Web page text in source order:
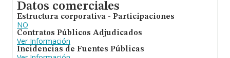
Datos comerciales
Estructura corporativa - Participaciones
NO
Contratos Públicos Adjudicados
Ver Información
Incidencias de Fuentes Públicas